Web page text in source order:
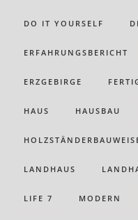
DO IT YOURSELF
ERFAHRUNGSBERICHT
ERZGEBIRGE
HAUS HAUSBAU
LANDHAUS
LIFE 7 MODERN